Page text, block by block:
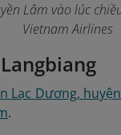
Lâm vào lúc
Vietnam Airlines
Lạc Dương,
.